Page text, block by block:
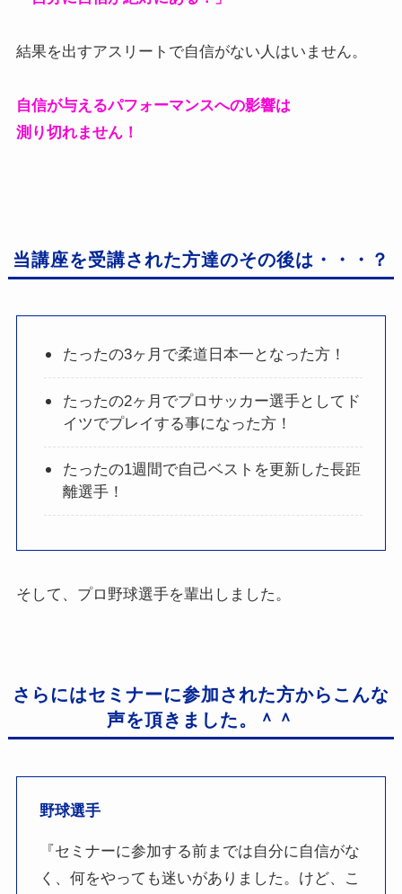
結果を出すアスリートで自信がない人はいません。
自信が与えるパフォーマンスへの影響は
測り切れません！
当講座を受講された方達のその後は・・・？
たったの3ヶ月で柔道日本一となった方！
たったの2ヶ月でプロサッカー選手としてド
イツでプレイする事になった方！
たったの1週間で自己ベストを更新した長距
離選手！
そして、プロ野球選手を輩出しました。
さらにはセミナーに参加された方からこんな
声を頂きました。＾＾
野球選手
『セミナーに参加する前までは自分に自信がな
く、何をやっても迷いがありました。けど、こ